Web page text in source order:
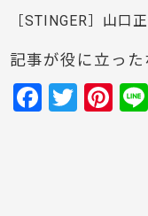
［STINGER］山口
記事が役に立った
F
T
Pi